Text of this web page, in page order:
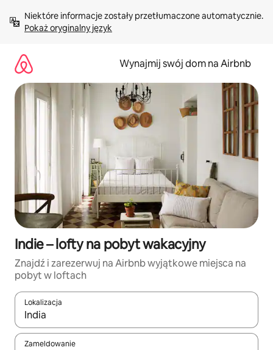
treści Pokaż oryginalny język
Wynajmij swój dom na Airbnb
Indie – lofty na pobyt wakacyjny
Znajdź i zarezerwuj na Airbnb wyjątkowe miejsca na
pobyt w loftach
Lokalizacja
Gdy wyniki będą dostępne, możesz poruszać się po nich za
Zameldowanie